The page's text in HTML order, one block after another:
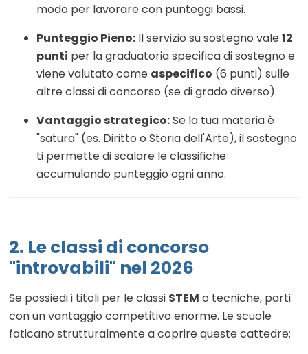
modo per lavorare con punteggi bassi.
Punteggio Pieno: Il servizio su sostegno vale12
punti per la graduatoria specifica di sostegno e
viene valutato come aspecifico (6 punti) sulle
altre classi di concorso (se di grado diverso).
Vantaggio strategico:Se la tua materia è
"satura" (es. Diritto o Storia dell'Arte), il sostegno
ti permette di scalare le classifiche
accumulando punteggio ogni anno.
2. Le classi di concorso
"introvabili" nel 2026
Se possiedi i titoli per le classi STEM o tecniche, parti
con un vantaggio competitivo enorme. Le scuole
faticano strutturalmente a coprire queste cattedre: